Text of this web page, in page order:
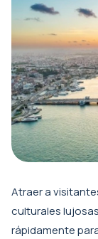
Atraer a
culturales
rápidamente